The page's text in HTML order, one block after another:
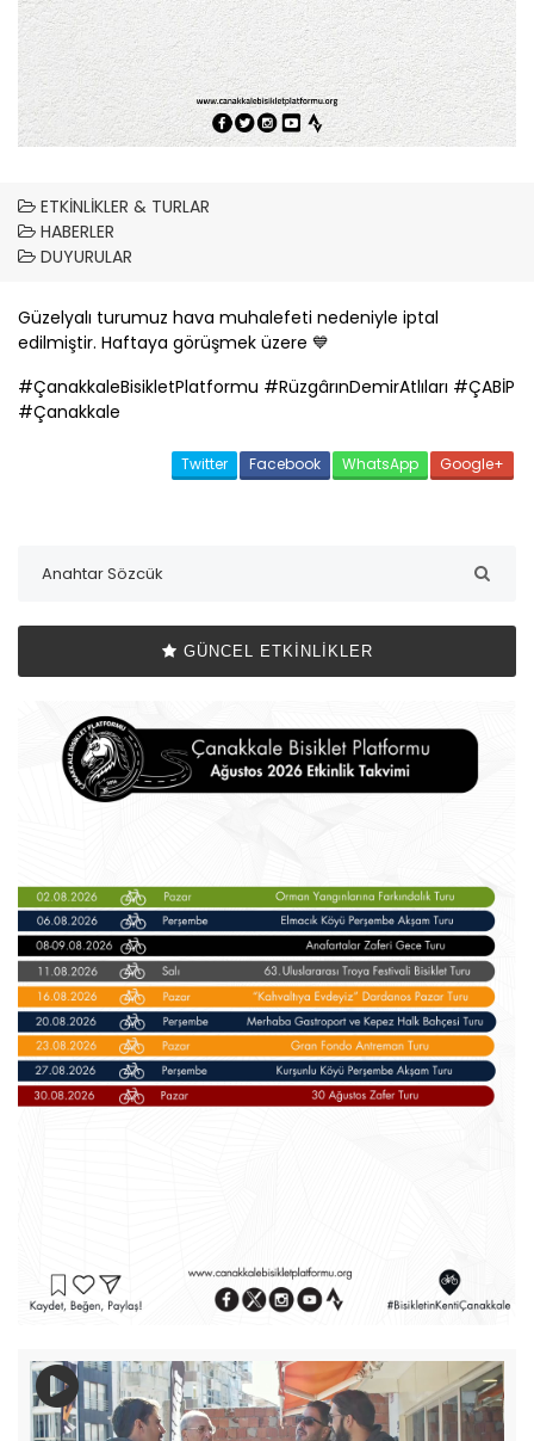
ETKINLIKLER & TURLAR
HABERLER
DUYURULAR
Güzelyalı turumuz hava muhalefeti nedeniyle iptal
edilmiştir. Haftaya görüşmek üzere 💙
#ÇanakkaleBisikletPlatformu #RüzgârınDemirAtlıları #ÇABİP
#Çanakkale
Twitter Facebook WhatsApp Google+
GÜNCEL ETKINLIKLER